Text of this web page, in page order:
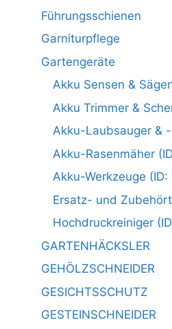
Führungsschienen
Garniturpflege
Gartengeräte
Akku Sensen &
Akku Trimmer &
Akku-Laubsauger & -
Akku-Rasenmäher
Akku-Werkzeuge (ID:
Ersatz- und
Hochdruckreiniger
GARTENHÄCKSLER
GEHÖLZSCHNEIDER
GESICHTSSCHUTZ
GESTEINSCHNEIDER